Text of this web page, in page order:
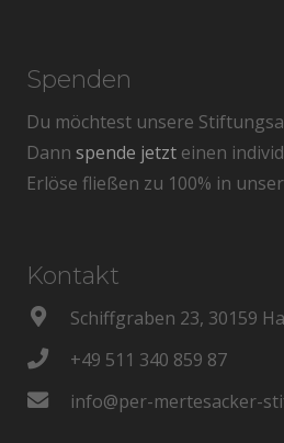
Spenden
Du möchtest unsere
Dann spende jetzt einen
Erlöse fließen zu 100% in
Kontakt
Schiffgraben 23, 30159
+49 511 340 859 87
info@per-mertesacker-